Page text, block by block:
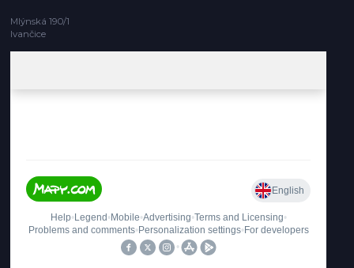
Mlýnská 190/1
Ivančice